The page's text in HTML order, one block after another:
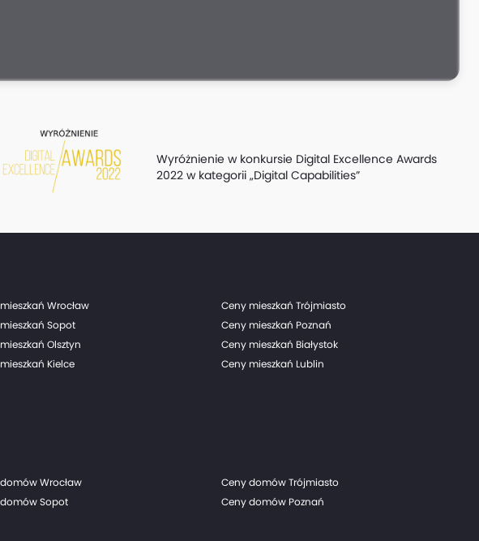
Wyróżnienie w konkursie Digital Excellence Awards
2022 w kategorii „Digital Capabilities”
Wrocław
Ceny mieszkań Trójmiasto
Sopot
Ceny mieszkań Poznań
Olsztyn
Ceny mieszkań Białystok
Kielce
Ceny mieszkań Lublin
Wrocław
Ceny domów Trójmiasto
Sopot
Ceny domów Poznań